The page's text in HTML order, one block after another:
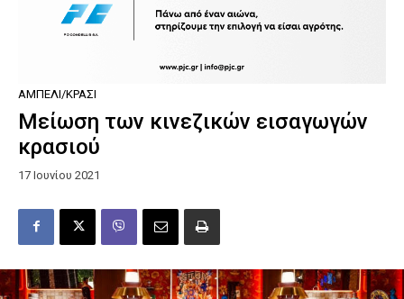
ΑΜΠΈΛΙ/ΚΡΑΣΊ
Μείωση των κινεζικών εισαγωγών
κρασιού
17 Ιουνίου 2021